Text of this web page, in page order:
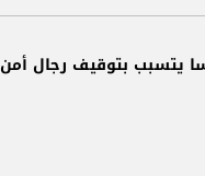
يتسبب بتوقيف رجال أمن